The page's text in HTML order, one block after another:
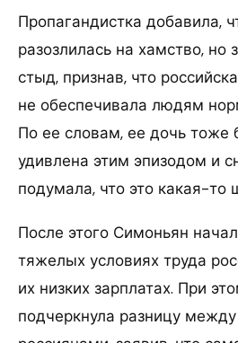
Пропагандистка добавила,
разозлилась на хамство, но
стыд, признав, что
не обеспечивала людям
По ее словам, ее дочь тоже
удивлена этим эпизодом и
подумала, что это какая-то
После этого Симоньян
тяжелых условиях труда
их низких зарплатах. При
подчеркнула разницу